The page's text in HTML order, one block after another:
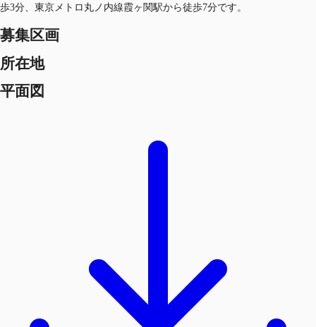
歩3分、東京メトロ丸ノ内線霞ヶ関駅から徒歩7分です。
募集区画
所在地
平面図